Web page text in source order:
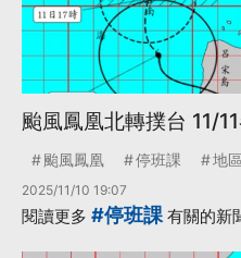
颱風鳳凰北轉撲台 11/
颱風鳳凰 停班課 地區
2025/11/10 19:07
閱讀更多 #停班課有關的新